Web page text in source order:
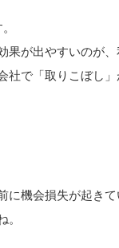
果が出やすいのが、
で「取りこぼし」
に機会損失が起き
。